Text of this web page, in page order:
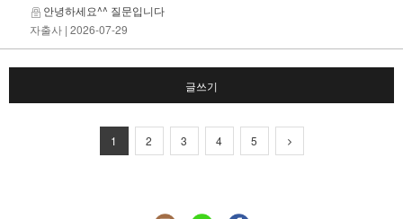
안녕하세요^^ 질문입니다
자출사 | 2026-07-29
글쓰기
1 2 3 4 5